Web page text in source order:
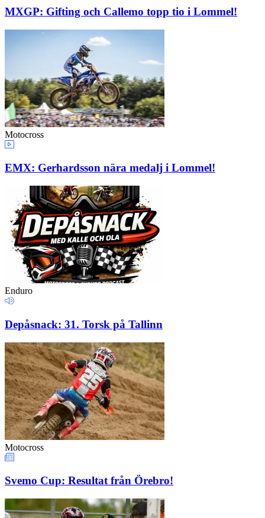
MXGP: Gifting och Callemo topp tio i Lommel!
Motocross
EMX: Gerhardsson nära medalj i Lommel!
Enduro
Depåsnack: 31. Torsk på Tallinn
Motocross
Svemo Cup: Resultat från Örebro!